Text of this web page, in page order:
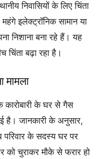
निवासियों के लिए चिंता
इलेक्ट्रॉनिक सामान या
निशाना बना रहे हैं। यह
चिंता बढ़ा रहा है।
मामला
कारोबारी के घर से गैस
है। जानकारी के अनुसार,
के सदस्य घर पर
को चुराकर मौके से फरार हो